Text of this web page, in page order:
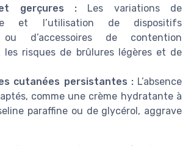
gerçures : Les variations de
et l’utilisation de dispositifs
ou d’accessoires de contention
les risques de brûlures légères et de
cutanées persistantes :L’absence
comme une crème hydratante à
paraffine ou de glycérol, aggrave